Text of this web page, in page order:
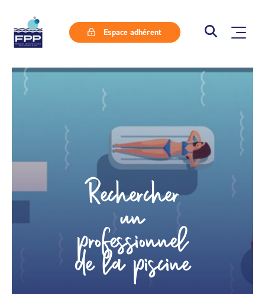
Espace adhérent
Rechercher
un
professionnel
de la piscine